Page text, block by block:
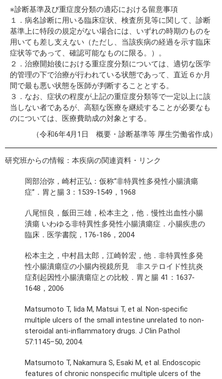
※診断基準及び重症度分類の適応における留意事項
１．病名診断に用いる臨床症状、検査所見等に関して、診断
基準上に特段の規定がない場合には、いずれの時期のものを
用いても差し支えない（ただし、当該疾病の経過を示す臨床
症状等であって、確認可能なものに限る。）。
２．治療開始後における重症度分類については、適切な医学
的管理の下で治療が行われている状態であって、直近６か月
間で最も悪い状態を医師が判断することとする。
３．なお、症状の程度が上記の重症度分類等で一定以上に該
当しない者であるが、高額な医療を継続することが必要なも
のについては、医療費助成の対象とする。
（令和6年4月1日 概要・診断基準等 厚生労働省作成）
研究班からの情報：本疾病の関連資料・リンク
岡部治弥，崎村正弘：仮称“非特異性多発性小腸潰瘍
症”．胃と腸 3：1539-1549，1968
八尾恒良，飯田三雄，松本主之，他．慢性出血性小腸
潰瘍 いわゆる非特異性多発性小腸潰瘍症．小腸疾患の
臨床．医学書院，176-186，2004
松本主之，中村昌太郎，江崎幹宏，他．非特異性多発
性小腸潰瘍症の小腸内視鏡所見 非ステロイド性抗炎
症剤起因性小腸潰瘍症との比較．胃と腸 41：1637-
1648，2006
Matsumoto T, Iida M, Matsui T, et al. Non-specific
multiple ulcers of the small intestine unrelated to non-
steroidal anti-inflammatory drugs. J Clin Pathol
57:1145–50, 2004.
Matsumoto T, Nakamura S, Esaki M, et al. Endoscopic
features of chronic nonspecific multiple ulcers of the